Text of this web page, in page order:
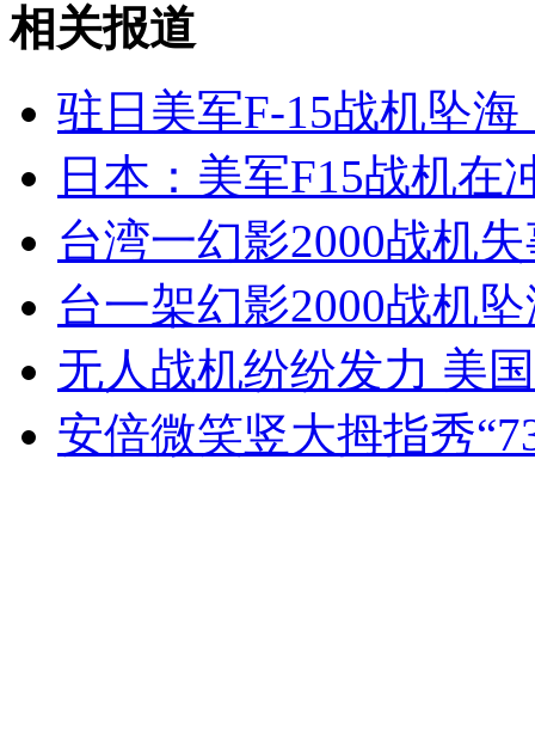
山西运城恶犬咬伤多人 警民合力深夜将其击毙
女孩北京地铁殴打老人 痛下狠手拳打脚踢
无痛分娩是否安全 医生回应
外交部：反对强权政治霸凌主义
外交部：有关国家言论片面不公正
相关报道
驻日美军F-15战机坠
日本：美军F15战机在
台湾一幻影2000战机
台一架幻影2000战机
无人战机纷纷发力 美
安倍微笑竖大拇指秀